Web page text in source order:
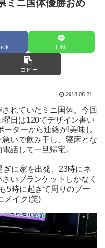
ミニ国体優勝おめ
LINE
コピー
2018.08.21
れていたミニ国体。今回
日は120でデザイン書い
ーターから連絡が!美味し
いで飲み干し、寝床とな
話して一旦帰宅。
ぎに家を出発、23時にネ
いブランケットしかなく
5時に起きて周りのブー
メイク(笑)